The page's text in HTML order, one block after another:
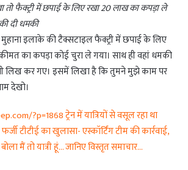
तो फैक्ट्री में छपाई के लिए रखा 20 लाख का कपड़ा ले
दी धमकी
इलाके की टैक्सटाइल फैक्ट्री में छपाई के लिए
का कपड़ा कोई चुरा ले गया। साथ ही वहां धमकी
लिख कर गए। इसमें लिखा है कि तुमने मुझे काम पर
देखो।
?p=1868 ट्रेन में यात्रियों से वसूल रहा था
टीटीई का खुलासा- एस्कॉर्टिंग टीम की कार्रवाई,
मैं तो यात्री हूं… जानिए विस्तृत समाचार…